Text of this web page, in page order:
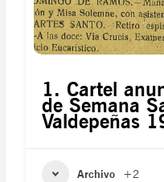
1. Cartel
de Semana
Valdepeñas
Archivo +2